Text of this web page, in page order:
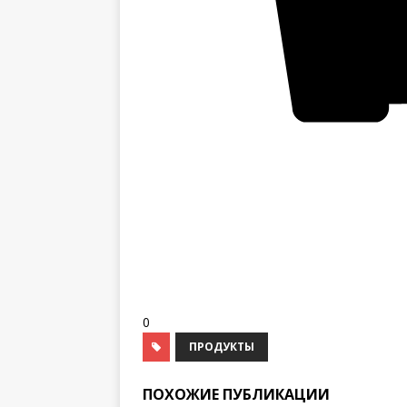
0
ПРОДУКТЫ
ПОХОЖИЕ ПУБЛИКАЦИИ